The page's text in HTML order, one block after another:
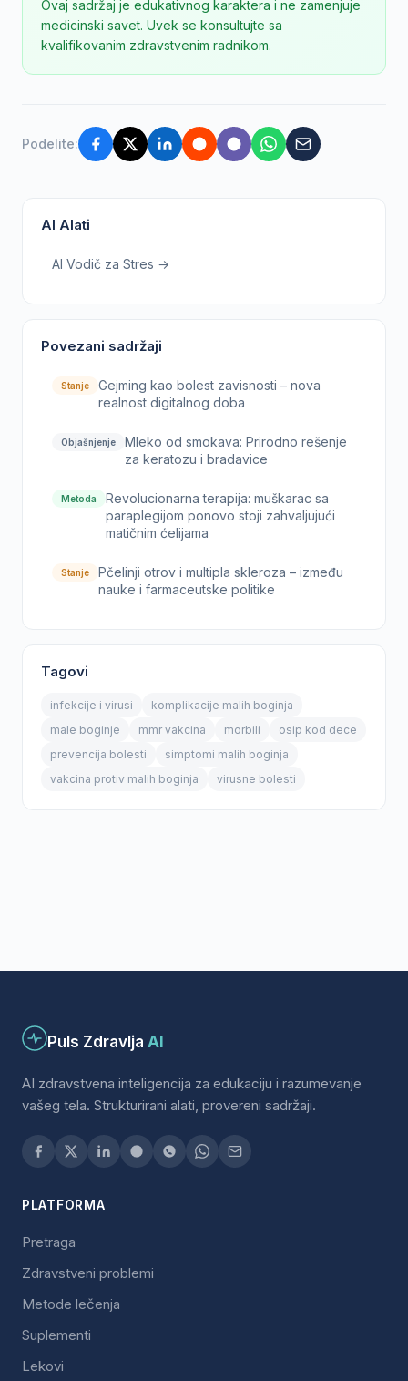
Ovaj sadržaj je edukativnog karaktera i ne zamenjuje
medicinski savet. Uvek se konsultujte sa
kvalifikovanim zdravstvenim radnikom.
Podelite:
AI Alati
AI Vodič za Stres →
Povezani sadržaji
Stanje
Gejming kao bolest zavisnosti – nova
realnost digitalnog doba
Objašnjenje
Mleko od smokava: Prirodno rešenje
za keratozu i bradavice
Metoda
Revolucionarna terapija: muškarac sa
paraplegijom ponovo stoji zahvaljujući
matičnim ćelijama
Stanje
Pčelinji otrov i multipla skleroza – između
nauke i farmaceutske politike
Tagovi
infekcije i virusi
komplikacije malih boginja
male boginje
mmr vakcina morbili
osip kod dece
prevencija bolesti
simptomi malih boginja
vakcina protiv malih boginja
virusne bolesti
Puls Zdravlja AI
AI zdravstvena inteligencija za edukaciju i razumevanje
vašeg tela. Strukturirani alati, provereni sadržaji.
PLATFORMA
Pretraga
Zdravstveni problemi
Metode lečenja
Suplementi
Lekovi